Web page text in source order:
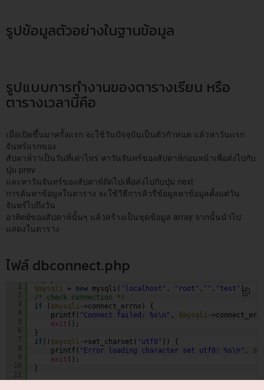
รูปข้อมูลตัวอย่างในฐานข้อมูล
รูปแบบการทำงานของตารางเรียน หรือ
ตารางเวลานี้คือ
เมื่อเปิดขึ้นมาครั้งแรก จะใช้วันปัจจุบันเป็นตัวกำหนด แล้วหาวันแรก
จันทร์แรกของ
สัปดาห์วาเป็นวันที่เท่าไหร่ หาวันจันทร์ของสัปดาห์ก่อนหน้าเพื่อส่งไปกับ
ปุ่ม prev
และหาวันจันทร์ของสัปดาห์ถัดไปเพื่อส่งไปกับปุ่ม next
การค้นหาข้อมูลในตาราง จะใช้วีธีการคิวรี่ข้อมูลหาข้อมูลตั้งแต่วัน
จันทร์ไปถึงวัน
อาทิตย์ของสัปดาห์นั้นๆ แล้วสร้างเป็นชุดข้อมูล array จากนั้นนำไป
แสดงในตาราง
ไฟล์ dbconnect.php
1
2
3
4
5
6
7
8
9
10
11
$mysqli
= new mysqli( "localhost" , "root" , "" , "test" );
/* check connection */
if
( $mysqli ->connect_errno) {
printf( "Connect failed: %s\n" , $mysqli -
exit ();
}
if (! $mysqli ->set_charset( "utf8" )) {
printf( "Error loading character set utf8: %s\n" ,
exit ();
}